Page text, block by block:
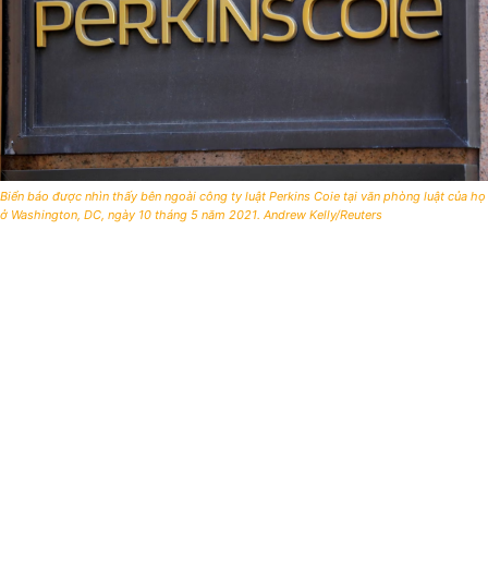
Biển báo được nhìn thấy bên ngoài công ty luật Perkins Coie tại văn phòng luật của họ
ở Washington, DC, ngày 10 tháng 5 năm 2021. Andrew Kelly/Reuters